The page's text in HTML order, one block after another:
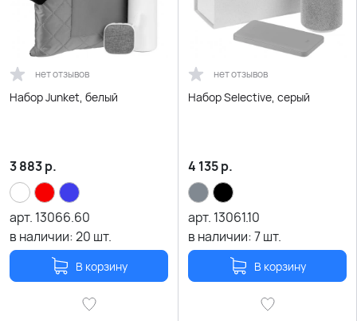
нет отзывов
Набор Junket, белый
3 883р.
арт. 13066.60
в наличии:20 шт.
В корзину
нет отзывов
Набор Selective, серый
4 135р.
арт. 13061.10
в наличии:7шт.
В корзину